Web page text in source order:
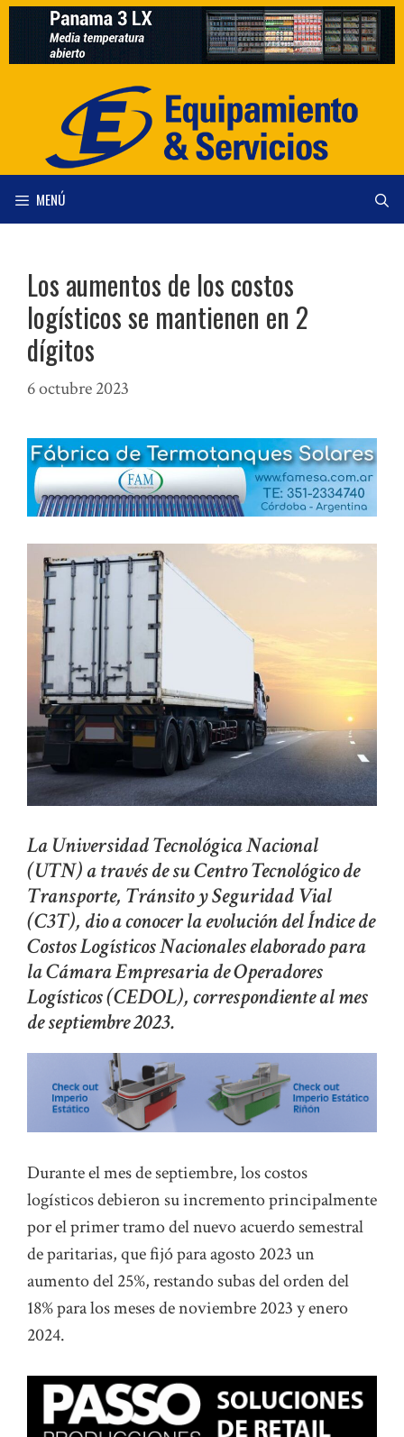
Saltar
contenido
MENÚ
Los aumentos de los costos
logísticos se mantienen en 2
dígitos
6 octubre 2023
La Universidad Tecnológica Nacional
(UTN) a través de su Centro Tecnológico de
Transporte, Tránsito y Seguridad Vial
(C3T), dio a conocer la evolución del Índice de
Costos Logísticos Nacionales elaborado para
la Cámara Empresaria de Operadores
Logísticos (CEDOL), correspondiente al mes
de septiembre 2023.
Durante el mes de septiembre, los costos
logísticos debieron su incremento principalmente
por el primer tramo del nuevo acuerdo semestral
de paritarias, que fijó para agosto 2023 un
aumento del 25%, restando subas del orden del
18% para los meses de noviembre 2023 y enero
2024.